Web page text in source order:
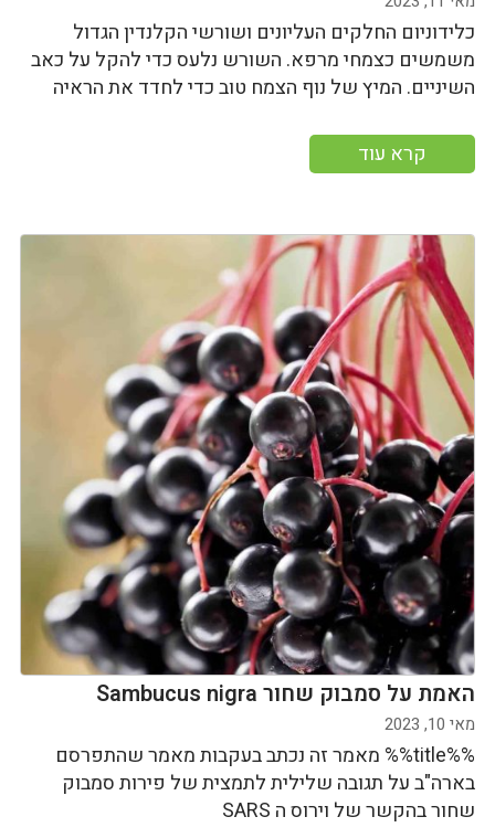
כלידוניום החלקים העליונים ושורשי הקלנדין הגדול
משמשים כצמחי מרפא. השורש נלעס כדי להקל על כאב
השיניים. המיץ של נוף הצמח טוב כדי לחדד את הראיה
קרא עוד
האמת על סמבוק שחור Sambucus nigra
מאי 10, 2023
%%title%% מאמר זה נכתב בעקבות מאמר שהתפרסם
בארה"ב על תגובה שלילית לתמצית של פירות סמבוק
שחור בהקשר של וירוס ה SARS